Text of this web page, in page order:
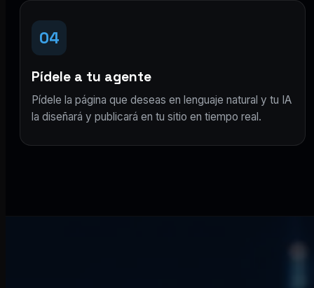
04
Pídele a tu agente
Pídele la página que deseas en lenguaje natural y tu IA
la diseñará y publicará en tu sitio en tiempo real.